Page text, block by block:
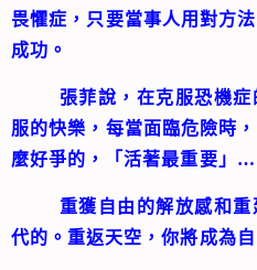
畏懼症，只要當事人用對方
成功。
張菲說，在克服恐機症
服的快樂，每當面臨危險時
麼好爭的，「活著最重
重獲自由的解放感和重
代的。重返天空，你將成為